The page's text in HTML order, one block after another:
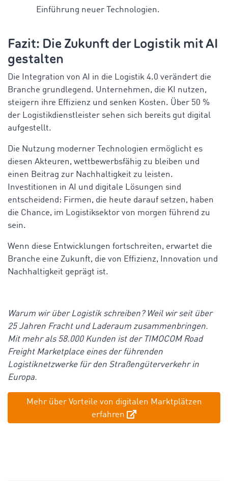
Einführung neuer Technologien.
Fazit: Die Zukunft der Logistik mit AI
gestalten
Die Integration von AI in die Logistik 4.0 verändert die
Branche grundlegend. Unternehmen, die KI nutzen,
steigern ihre Effizienz und senken Kosten. Über 50 %
der Logistikdienstleister sehen sich bereits gut digital
aufgestellt.
Die Nutzung moderner Technologien ermöglicht es
diesen Akteuren, wettbewerbsfähig zu bleiben und
einen Beitrag zur Nachhaltigkeit zu leisten.
Investitionen in AI und digitale Lösungen sind
entscheidend: Firmen, die heute darauf setzen, haben
die Chance, im Logistiksektor von morgen führend zu
sein.
Wenn diese Entwicklungen fortschreiten, erwartet die
Branche eine Zukunft, die von Effizienz, Innovation und
Nachhaltigkeit geprägt ist.
Warum wir über Logistik schreiben? Weil wir seit über
25 Jahren Fracht und Laderaum zusammenbringen.
Mit mehr als 58.000 Kunden ist der TIMOCOM Road
Freight Marketplace eines der führenden
Logistiknetzwerke für den Straßengüterverkehr in
Europa.
Mehr über Vorteile von digitalen Marktplätzen
erfahren